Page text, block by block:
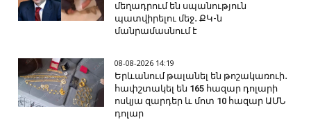
մեղադրում են սպանություն
պատվիրելու մեջ․ ՔԿ-ն
մանրամասնում է
08-08-2026 14:19
Երևանում թալանել են թոշակառուի․
հափշտակել են 165 հազար դոլարի
ոսկյա զարդեր և մոտ 10 հազար ԱՄՆ
դոլար